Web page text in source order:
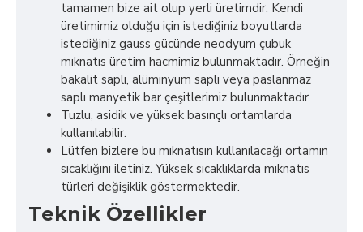
tamamen bize ait olup yerli üretimdir. Kendi
üretimimiz olduğu için istediğiniz boyutlarda
istediğiniz gauss gücünde neodyum çubuk
mıknatıs üretim hacmimiz bulunmaktadır. Örneğin
bakalit saplı, alüminyum saplı veya paslanmaz
saplı manyetik bar çeşitlerimiz bulunmaktadır.
Tuzlu, asidik ve yüksek basınçlı ortamlarda
kullanılabilir.
Lütfen bizlere bu mıknatısın kullanılacağı ortamın
sıcaklığını iletiniz. Yüksek sıcaklıklarda mıknatıs
türleri değişiklik göstermektedir.
Teknik Özellikler